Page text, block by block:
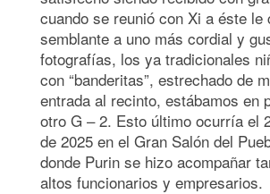
cuando se reunió con Xi a éste le
semblante a uno más cordial y
fotografías, los ya tradicionales
con “banderitas”, estrechado de
entrada al recinto, estábamos en
otro G – 2. Esto último ocurría el
de 2025 en el Gran Salón del
donde Purin se hizo acompañar
altos funcionarios y empresarios.